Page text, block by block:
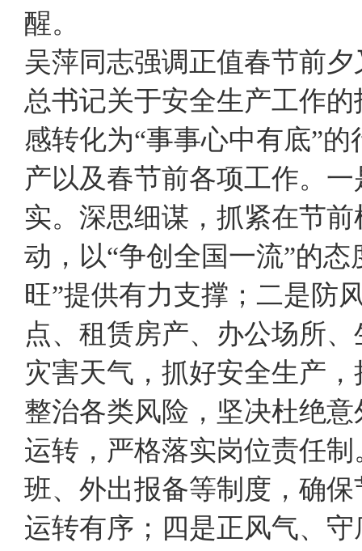
醒。
吴萍同志强调正值春节前
总书记关于安全生产工作
感转化为“事事心中有底”
产以及春节前各项工作。
实。深思细谋，抓紧在节
动，以“争创全国一流”的态
旺”提供有力支撑；二是防
点、租赁房产、办公场所
灾害天气，抓好安全生产
整治各类风险，坚决杜绝
运转，严格落实岗位责任
班、外出报备等制度，确
运转有序；四是正风气、